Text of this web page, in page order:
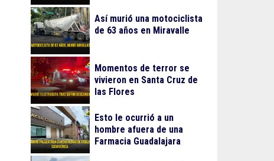
Así murió una motociclista
de 63 años en Miravalle
Momentos de terror se
vivieron en Santa Cruz de
las Flores
Esto le ocurrió a un
hombre afuera de una
Farmacia Guadalajara